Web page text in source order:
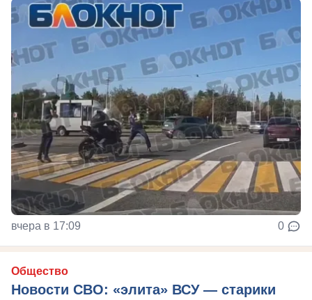
вчера в 17:09 0
Общество
Новости СВО: «элита» ВСУ — старики